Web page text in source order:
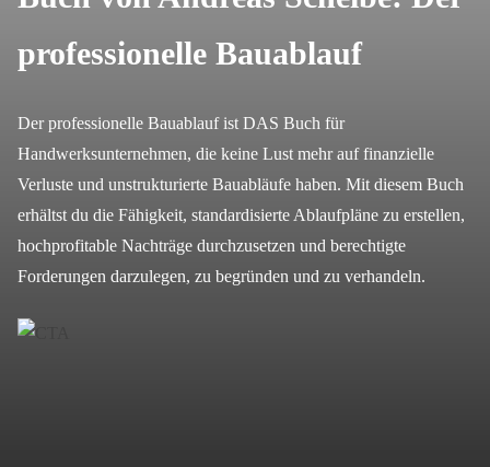
professionelle Bauablauf
Der professionelle Bauablauf ist DAS Buch für
Handwerksunternehmen, die keine Lust mehr auf finanzielle
Verluste und unstrukturierte Bauabläufe haben. Mit diesem Buch
erhältst du die Fähigkeit, standardisierte Ablaufpläne zu erstellen,
hochprofitable Nachträge durchzusetzen und berechtigte
Forderungen darzulegen, zu begründen und zu verhandeln.